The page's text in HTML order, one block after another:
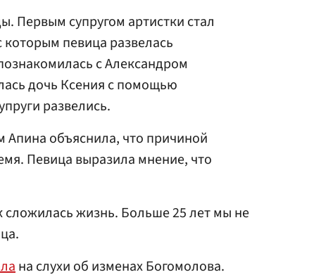
Первым супругом артистки стал
певица развелась
с Александром
дочь Ксения с помощью
развелись.
объяснила, что причиной
Певица выразила мнение, что
сложилась жизнь. Больше 25 лет мы не
на слухи об изменах Богомолова.